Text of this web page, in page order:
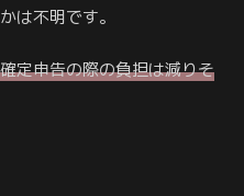
は不明です。
定申告の際の負担は減りそ